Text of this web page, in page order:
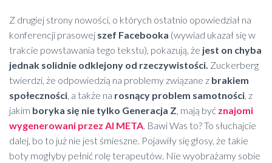
Z drugiej strony nowości, o których ostatnio opowiedział na
konferencji prasowej szef Facebooka (wywiad ukazał się w
trakcie powstawania tego tekstu), pokazują, że jest on chyba
jednak solidnie odklejony od rzeczywistości. Zuckerberg
twierdzi, że odpowiedzią na problemy związane z brakiem
społeczności, a także na rosnący problem samotności, z
jakim boryka się nie tylko Generacja Z, mają być znajomi
wygenerowani przez AI META. Bawi Was to? To słuchajcie
dalej, bo to już nie jest śmieszne. Pojawiły się głosy, że takie
boty mogłyby pełnić rolę terapeutów. Nie wyobrażamy sobie